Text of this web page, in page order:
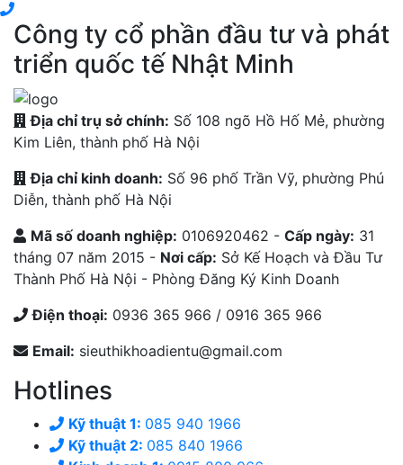
Công ty cổ phần đầu tư và phát
triển quốc tế Nhật Minh
Địa chỉ trụ sở chính: Số 108 ngõ Hồ Hố Mẻ, phường
Kim Liên, thành phố Hà Nội
Địa chỉ kinh doanh: Số 96 phố Trần Vỹ, phường Phú
Diễn, thành phố Hà Nội
Mã số doanh nghiệp: 0106920462 - Cấp ngày: 31
tháng 07 năm 2015 - Nơi cấp: Sở Kế Hoạch và Đầu Tư
Thành Phố Hà Nội - Phòng Đăng Ký Kinh Doanh
Điện thoại: 0936 365 966 / 0916 365 966
Email: sieuthikhoadientu@gmail.com
Hotlines
Kỹ thuật 1: 085 940 1966
Kỹ thuật 2: 085 840 1966